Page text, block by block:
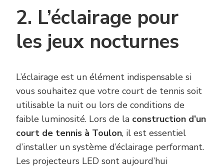
2. L’éclairage pour
les jeux nocturnes
L’éclairage est un élément indispensable si
vous souhaitez que votre court de tennis soit
utilisable la nuit ou lors de conditions de
faible luminosité. Lors de la construction d’un
court de tennis à Toulon, il est essentiel
d’installer un système d’éclairage performant.
Les projecteurs LED sont aujourd’hui